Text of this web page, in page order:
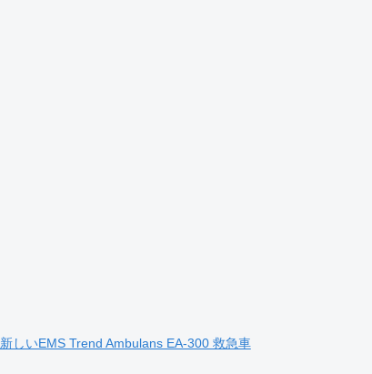
新しいEMS Trend Ambulans EA-300 救急車